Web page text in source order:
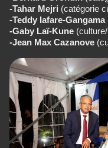
-Tahar Mejri (catégorie
-Teddy Iafare-Gangama
-Gaby Laï-Kune
-Jean Max Cazanove